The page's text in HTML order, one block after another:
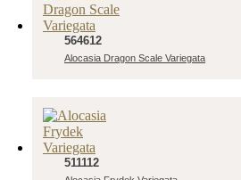
564612
Alocasia Dragon Scale Variegata
511112